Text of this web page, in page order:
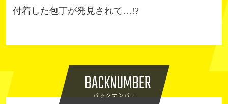
付着した包丁が発見されて…!?
BACKNUMBER
バックナンバー